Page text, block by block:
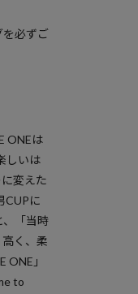
を必ずご
ONEは
しいは
変えた
CUPに
、「当時
く、柔
」
to